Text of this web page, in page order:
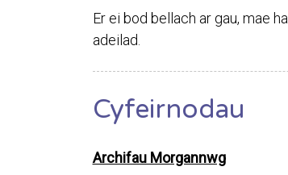
Er ei bod bellach ar gau, mae
adeilad.
Cyfeirnodau
Archifau Morgannwg